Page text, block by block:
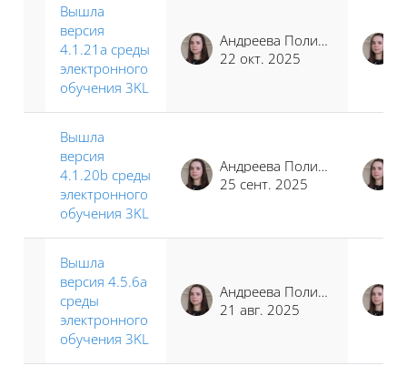
Вышла
версия
4.1.21a среды
электронного
обучения 3KL
Андреева Полина Иосифовна
22 окт. 2025
Вышла
версия
4.1.20b среды
электронного
обучения 3KL
Андреева Полина Иосифовна
25 сент. 2025
Вышла
версия 4.5.6a
среды
электронного
обучения 3KL
Андреева Полина Иосифовна
21 авг. 2025